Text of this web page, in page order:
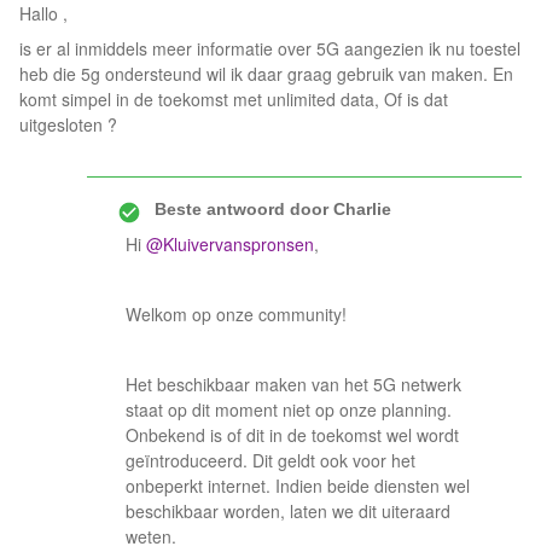
Hallo ,
is er al inmiddels meer informatie over 5G aangezien ik nu toestel
heb die 5g ondersteund wil ik daar graag gebruik van maken. En
komt simpel in de toekomst met unlimited data, Of is dat
uitgesloten ?
Beste antwoord doorCharlie
Hi @Kluivervanspronsen,
Welkom op onze community!
Het beschikbaar maken van het 5G netwerk
staat op dit moment niet op onze planning.
Onbekend is of dit in de toekomst wel wordt
geïntroduceerd. Dit geldt ook voor het
onbeperkt internet. Indien beide diensten wel
beschikbaar worden, laten we dit uiteraard
weten.